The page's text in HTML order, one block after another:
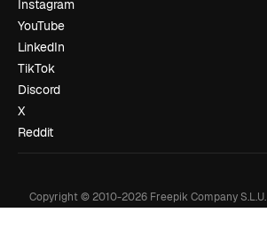
Instagram
YouTube
LinkedIn
TikTok
Discord
X
Reddit
Copyright © 2010-2026Freepik Company S.L.U.